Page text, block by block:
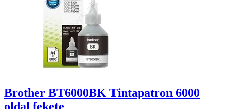
Brother BT6000BK Tintapatron 6000